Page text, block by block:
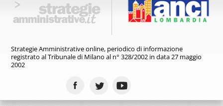
Strategie Amministrative online, periodico di informazione
registratoal Tribunale di Milano al n° 328/2002 in data 27 maggio
2002